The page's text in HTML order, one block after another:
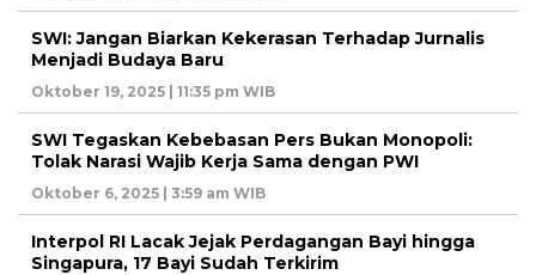
SWI: Jangan Biarkan Kekerasan Terhadap Jurnalis
Menjadi Budaya Baru
Oktober 19, 2025 | 11:35 pm WIB
SWI Tegaskan Kebebasan Pers Bukan Monopoli:
Tolak Narasi Wajib Kerja Sama dengan PWI
Oktober 6, 2025 | 3:59 am WIB
Interpol RI Lacak Jejak Perdagangan Bayi hingga
Singapura, 17 Bayi Sudah Terkirim